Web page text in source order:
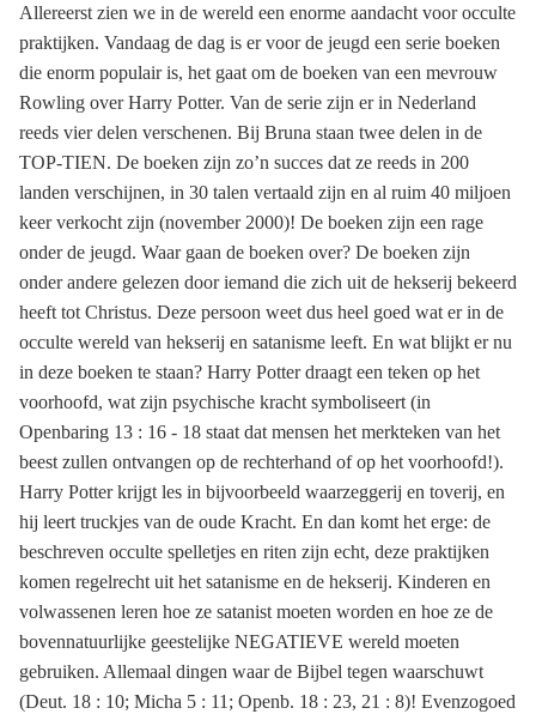
Allereerst zien we in de wereld een enorme aandacht voor occulte
praktijken. Vandaag de dag is er voor de jeugd een serie boeken
die enorm populair is, het gaat om de boeken van een mevrouw
Rowling over Harry Potter. Van de serie zijn er in Nederland
reeds vier delen verschenen. Bij Bruna staan twee delen in de
TOP-TIEN. De boeken zijn zo’n succes dat ze reeds in 200
landen verschijnen, in 30 talen vertaald zijn en al ruim 40 miljoen
keer verkocht zijn (november 2000)! De boeken zijn een rage
onder de jeugd. Waar gaan de boeken over? De boeken zijn
onder andere gelezen door iemand die zich uit de hekserij bekeerd
heeft tot Christus. Deze persoon weet dus heel goed wat er in de
occulte wereld van hekserij en satanisme leeft. En wat blijkt er nu
in deze boeken te staan? Harry Potter draagt een teken op het
voorhoofd, wat zijn psychische kracht symboliseert (in
Openbaring 13 : 16 - 18 staat dat mensen het merkteken van het
beest zullen ontvangen op de rechterhand of op het voorhoofd!).
Harry Potter krijgt les in bijvoorbeeld waarzeggerij en toverij, en
hij leert truckjes van de oude Kracht. En dan komt het erge: de
beschreven occulte spelletjes en riten zijn echt, deze praktijken
komen regelrecht uit het satanisme en de hekserij. Kinderen en
volwassenen leren hoe ze satanist moeten worden en hoe ze de
bovennatuurlijke geestelijke NEGATIEVE wereld moeten
gebruiken. Allemaal dingen waar de Bijbel tegen waarschuwt
(Deut. 18 : 10; Micha 5 : 11; Openb. 18 : 23, 21 : 8)! Evenzogoed